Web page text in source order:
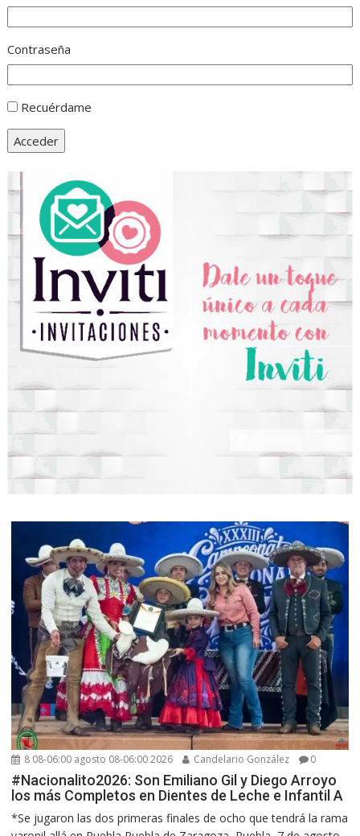
Contraseña
Recuérdame
Acceder
8 08-06:00 agosto 08-06:00 2026 Candelario González 0
#Nacionalito2026: Son Emiliano Gil y Diego Arroyo
los más Completos en Dientes de Leche e Infantil A
*Se jugaron las dos primeras finales de ocho que tendrá la rama